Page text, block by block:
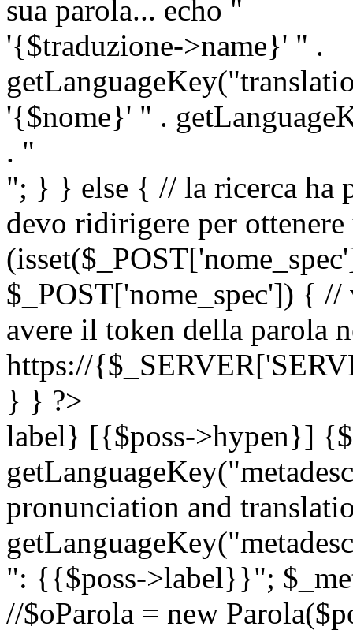
sua parola... echo "
'{$traduzione->name}' " .
'{$nome}' " .
. "
"; } } else { // la ricerca ha
devo ridirigere per
$_POST['nome_spec']) {
avere il token della parola
https://
} } ?>
label} [{$poss->hypen}]
pronunciation and
": {{$poss->label}}";
//$oParola = new